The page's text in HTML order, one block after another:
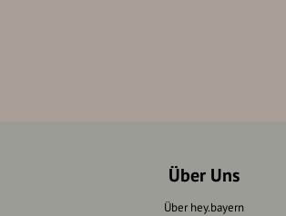
Über Uns
Über hey.bayern